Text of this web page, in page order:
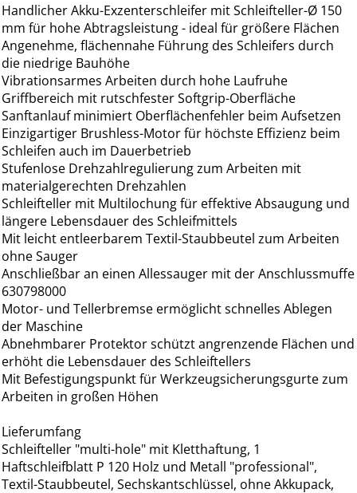
Handlicher Akku-Exzenterschleifer mit Schleifteller-Ø 150
mm für hohe Abtragsleistung - ideal für größere Flächen
Angenehme, flächennahe Führung des Schleifers durch
die niedrige Bauhöhe
Vibrationsarmes Arbeiten durch hohe Laufruhe
Griffbereich mit rutschfester Softgrip-Oberfläche
Sanftanlauf minimiert Oberflächenfehler beim Aufsetzen
Einzigartiger Brushless-Motor für höchste Effizienz beim
Schleifen auch im Dauerbetrieb
Stufenlose Drehzahlregulierung zum Arbeiten mit
materialgerechten Drehzahlen
Schleifteller mit Multilochung für effektive Absaugung und
längere Lebensdauer des Schleifmittels
Mit leicht entleerbarem Textil-Staubbeutel zum Arbeiten
ohne Sauger
Anschließbar an einen Allessauger mit der Anschlussmuffe
630798000
Motor- und Tellerbremse ermöglicht schnelles Ablegen
der Maschine
Abnehmbarer Protektor schützt angrenzende Flächen und
erhöht die Lebensdauer des Schleiftellers
Mit Befestigungspunkt für Werkzeugsicherungsgurte zum
Arbeiten in großen Höhen
Lieferumfang
Schleifteller "multi-hole" mit Kletthaftung, 1
Haftschleifblatt P 120 Holz und Metall "professional",
Textil-Staubbeutel, Sechskantschlüssel, ohne Akkupack,